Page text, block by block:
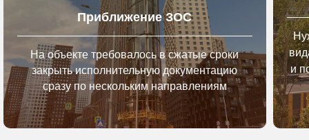
Приближение ЗОС
На объекте требовалось в сжатые сроки
закрыть исполнительную документацию
сразу по нескольким направлениям
и